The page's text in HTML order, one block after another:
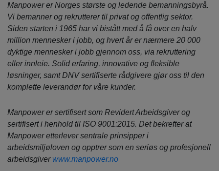
Manpower er Norges største og ledende bemanningsbyrå.
Vi bemanner og rekrutterer til privat og offentlig sektor.
Siden starten i 1965 har vi bistått med å få over en halv
million mennesker i jobb, og hvert år er nærmere 20 000
dyktige mennesker i jobb gjennom oss, via rekruttering
eller innleie. Solid erfaring, innovative og fleksible
løsninger, samt DNV sertifiserte rådgivere gjør oss til den
komplette leverandør for våre kunder.
Manpower er sertifisert som Revidert Arbeidsgiver og
sertifisert i henhold til ISO 9001:2015. Det bekrefter at
Manpower etterlever sentrale prinsipper i
arbeidsmiljøloven og opptrer som en seriøs og profesjonell
arbeidsgiver www.manpower.no